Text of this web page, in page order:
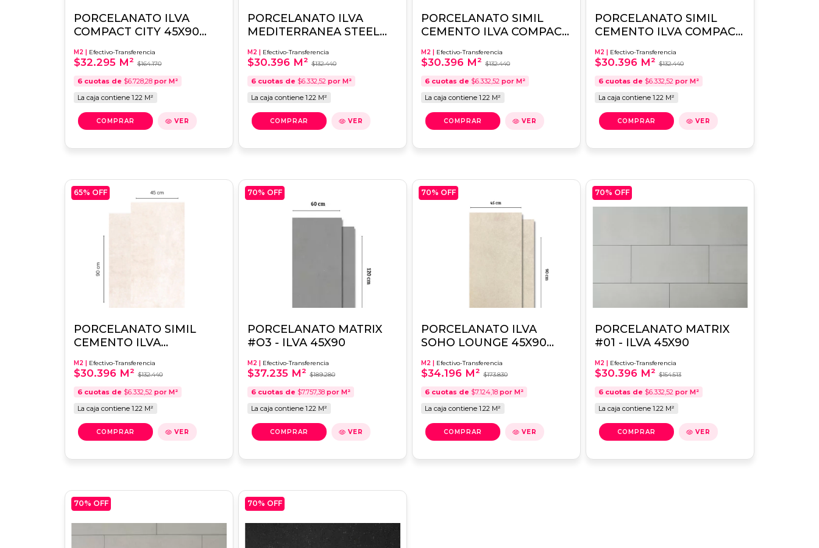
PORCELANATO ILVA
COMPACT CITY 45X90
M2 | Efectivo-Transferencia
$32.295 M² $164.170
6 cuotas de $6.728,28 por M²
La caja contiene 1.22 M²
VER
PORCELANATO ILVA
MEDITERRANEA STEEL
M2 | Efectivo-Transferencia
$30.396 M² $132.440
6 cuotas de $6.332,52 por M²
La caja contiene 1.22 M²
VER
PORCELANATO SIMIL
CEMENTO ILVA COMPACT
1RA.CALIDAD
M2 | Efectivo-Transferencia
$30.396 M² $132.440
6 cuotas de $6.332,52 por M²
La caja contiene 1.22 M²
VER
PORCELANATO SIMIL
CEMENTO ILVA COMPACT
1RA.CALIDAD
M2 | Efectivo-Transferencia
$30.396 M² $132.440
6 cuotas de $6.332,52 por M²
La caja contiene 1.22 M²
VER
65% OFF
PORCELANATO SIMIL
CEMENTO ILVA
45X90 1RA.CALIDAD
M2 | Efectivo-Transferencia
$30.396 M² $132.440
6 cuotas de $6.332,52 por M²
La caja contiene 1.22 M²
VER
70% OFF
PORCELANATO MATRIX
#O3 - ILVA 45X90
M2 | Efectivo-Transferencia
$37.235 M² $189.280
6 cuotas de $7.757,38 por M²
La caja contiene 1.22 M²
VER
70% OFF
PORCELANATO ILVA
SOHO LOUNGE 45X90
M2 | Efectivo-Transferencia
$34.196 M² $173.830
6 cuotas de $7.124,18 por M²
La caja contiene 1.22 M²
VER
70% OFF
PORCELANATO MATRIX
#01 - ILVA 45X90
M2 | Efectivo-Transferencia
$30.396 M² $154.513
6 cuotas de $6.332,52 por M²
La caja contiene 1.22 M²
VER
70% OFF 70% OFF